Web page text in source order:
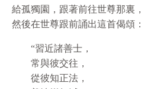
給孤獨園，跟著前往世尊那裏
然後在世尊跟前誦出這首偈頌：
“習近諸善士，
常與彼交往，
從彼知正法，